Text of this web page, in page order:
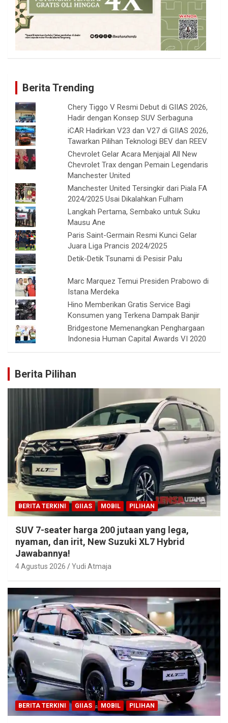
Berita Trending
Chery Tiggo V Resmi Debut di GIIAS 2026,
Hadir dengan Konsep SUV Serbaguna
iCAR Hadirkan V23 dan V27 di GIIAS 2026,
Tawarkan Pilihan Teknologi BEV dan REEV
Chevrolet Gelar Acara Menjajal All New
Chevrolet Trax dengan Pemain Legendaris
Manchester United
Manchester United Tersingkir dari Piala FA
2024/2025 Usai Dikalahkan Fulham
Langkah Pertama, Sembako untuk Suku
Mausu Ane
Paris Saint-Germain Resmi Kunci Gelar
Juara Liga Prancis 2024/2025
Detik-Detik Tsunami di Pesisir Palu
Marc Marquez Temui Presiden Prabowo di
Istana Merdeka
Hino Memberikan Gratis Service Bagi
Konsumen yang Terkena Dampak Banjir
Bridgestone Memenangkan Penghargaan
Indonesia Human Capital Awards VI 2020
Berita Pilihan
BERITA TERKINI GIIAS MOBIL PILIHAN
SUV 7-seater harga 200 jutaan yang lega,
nyaman, dan irit, New Suzuki XL7 Hybrid
Jawabannya!
4 Agustus 2026 Yudi Atmaja
BERITA TERKINI GIIAS MOBIL PILIHAN